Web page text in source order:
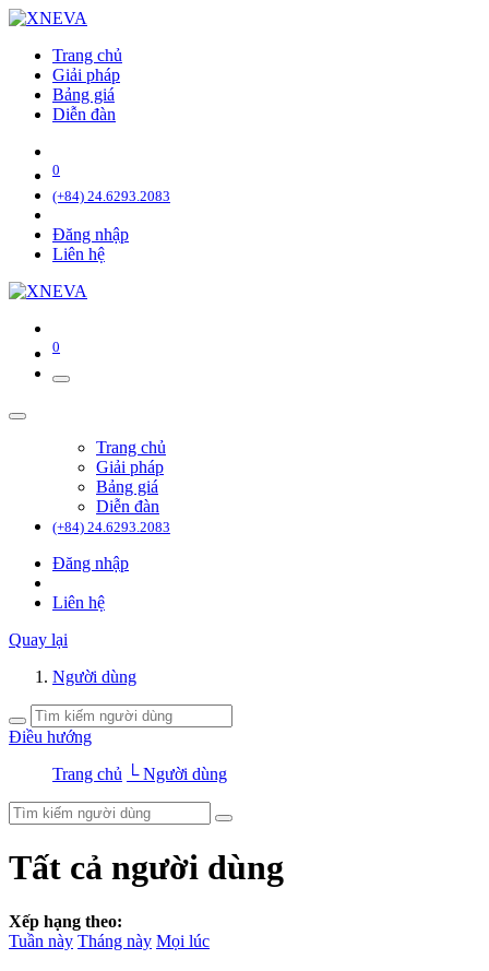
Trang chủ
Giải pháp
Bảng giá
Diễn đàn
0
(+84) 24.6293.2083
Đăng nhập
Liên hệ
0
Trang chủ
Giải pháp
Bảng giá
Diễn đàn
(+84) 24.6293.2083
Đăng nhập
Liên hệ
Quay lại
Người dùng
Điều hướng
Trang chủ └ Người dùng
Tất cả người dùng
Xếp hạng theo:
Tuần này Tháng này Mọi lúc